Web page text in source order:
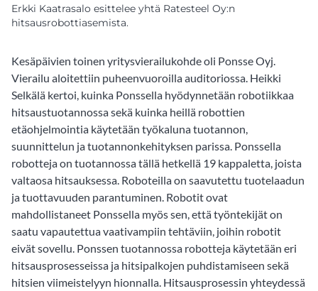
Erkki Kaatrasalo esittelee yhtä Ratesteel Oy:n
hitsausrobottiasemista.
Kesäpäivien toinen yritysvierailukohde oli Ponsse Oyj.
Vierailu aloitettiin puheenvuoroilla auditoriossa. Heikki
Selkälä kertoi, kuinka Ponssella hyödynnetään robotiikkaa
hitsaustuotannossa sekä kuinka heillä robottien
etäohjelmointia käytetään työkaluna tuotannon,
suunnittelun ja tuotannonkehityksen parissa. Ponssella
robotteja on tuotannossa tällä hetkellä 19 kappaletta, joista
valtaosa hitsauksessa. Roboteilla on saavutettu tuotelaadun
ja tuottavuuden parantuminen. Robotit ovat
mahdollistaneet Ponssella myös sen, että työntekijät on
saatu vapautettua vaativampiin tehtäviin, joihin robotit
eivät sovellu. Ponssen tuotannossa robotteja käytetään eri
hitsausprosesseissa ja hitsipalkojen puhdistamiseen sekä
hitsien viimeistelyyn hionnalla. Hitsausprosessin yhteydessä